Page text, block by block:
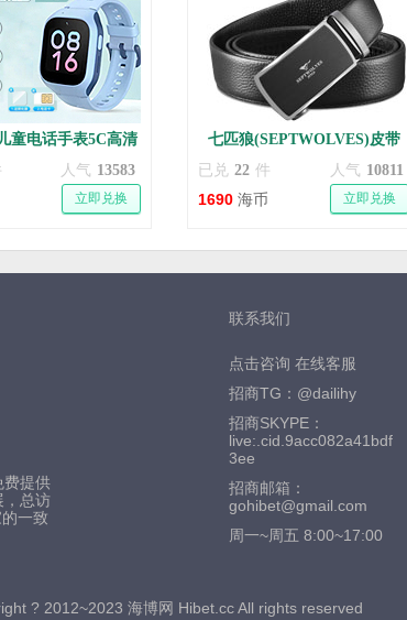
童电话手表5C高清
频通话定位
人气 13583
立即兑换
七匹狼(SEPTWOLVES)皮带
人气 10811
已兑 22 件
1690 海币 立即兑换
费提供
，总访
一致
联系我们
点击咨询 在线客服
招商TG：@dailihy
招商SKYPE：
live:.cid.9acc082a41bdf
3ee
招商邮箱：
gohibet@gmail.com
周一~周五 8:00~17:00
? 2012~2023 海博网 Hibet.cc All rights reserved